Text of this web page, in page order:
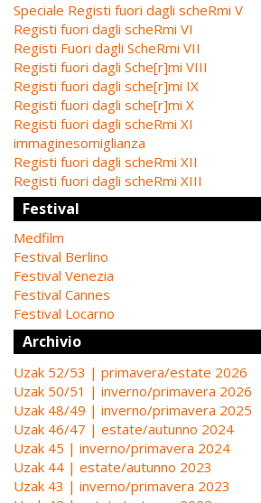
Speciale Registi fuori dagli scheRmi V
Registi fuori dagli scheRmi VI
Registi Fuori dagli ScheRmi VII
Registi fuori dagli Sche[r]mi VIII
Registi fuori dagli sche[r]mi IX
Registi fuori dagli sche[r]mi X
Registi fuori dagli scheRmi XI
immaginesomiglianza
Registi fuori dagli scheRmi XII
Registi fuori dagli scheRmi XIII
Festival
Medfilm
Festival Berlino
Festival Venezia
Festival Cannes
Festival Locarno
Archivio
Uzak 52/53 | primavera/estate 2026
Uzak 50/51 | inverno/primavera 2026
Uzak 48/49 | inverno/primavera 2025
Uzak 46/47 | estate/autunno 2024
Uzak 45 | inverno/primavera 2024
Uzak 44 | estate/autunno 2023
Uzak 43 | inverno/primavera 2023